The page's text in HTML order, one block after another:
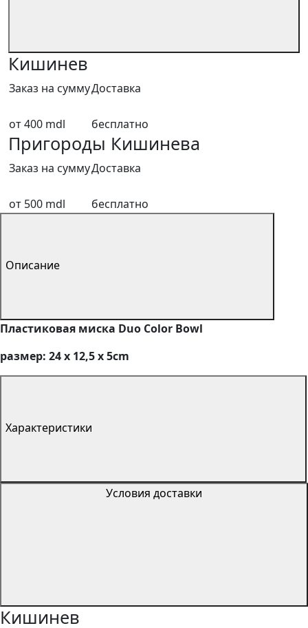
Кишинев
Заказ на суммуДоставка
от 400 mdl бесплатно
Пригороды Кишинева
Заказ на суммуДоставка
от 500 mdl бесплатно
Описание
Пластиковая миска Duo Color Bowl
размер: 24 х 12,5 х 5cm
Характеристики
Условия доставки
Кишинев